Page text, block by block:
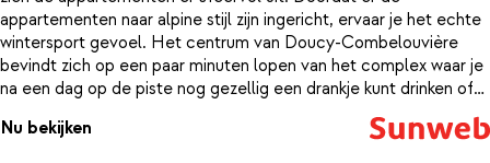
appartementen naar alpine stijl zijn ingericht, ervaar je het echte
wintersport gevoel. Het centrum van Doucy-Combelouvière
bevindt zich op een paar minuten lopen van het complex waar je
na een dag op de piste nog gezellig een drankje kunt drinken of
een hapje kunt eten.De appartementen zijn gezellig en knus
ingericht. De rood-witte bekleding en de houten accenten
Nu bekijken